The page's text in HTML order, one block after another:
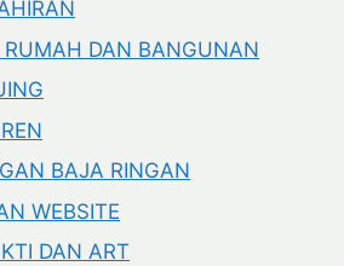
DAN BANGUNAN
BAJA RINGAN
WEBSITE
DAN ART